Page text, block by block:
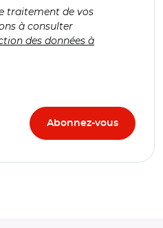
traitement de vos
à consulter
des données à